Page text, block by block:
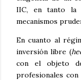
IIC, en tanto la
mecanismos
En cuanto al
inversión libre (
con el objeto
profesionales